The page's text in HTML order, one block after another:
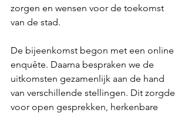
zorgen en wensen voor de toekomst
van de stad.
De bijeenkomst begon met een online
enquête. Daarna bespraken we de
uitkomsten gezamenlijk aan de hand
van verschillende stellingen. Dit zorgde
voor open gesprekken, herkenbare